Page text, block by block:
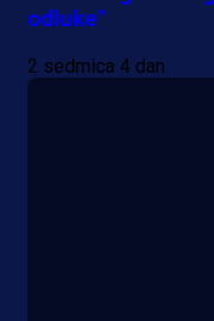
odluke"
2 sedmica 4 dan